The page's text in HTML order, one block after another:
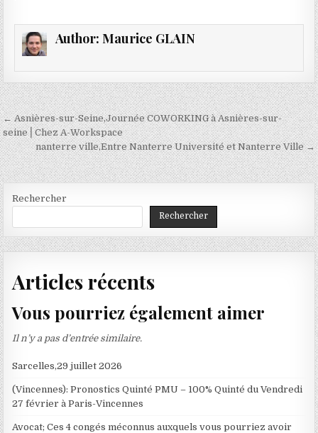
Author: Maurice GLAIN
Navigation
de
l’article
← Asnières-sur-Seine,Journée COWORKING à Asnières-sur-
seine⎪Chez A-Workspace
nanterre ville,Entre Nanterre Université et Nanterre Ville →
Rechercher
Rechercher
Articles récents
Vous pourriez également aimer
Il n’y a pas d’entrée similaire.
Sarcelles,29 juillet 2026
(Vincennes): Pronostics Quinté PMU – 100% Quinté du Vendredi
27 février à Paris-Vincennes
Avocat; Ces 4 congés méconnus auxquels vous pourriez avoir